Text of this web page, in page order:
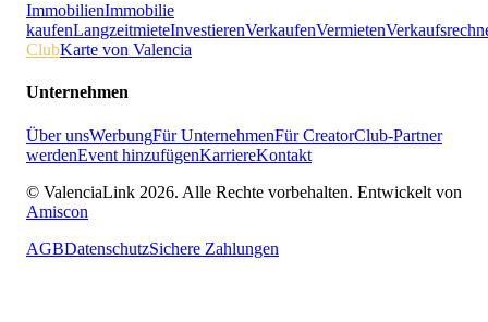
ImmobilienImmobilie
kaufenLangzeitmieteInvestierenVerkaufenVermieten
ClubKarte von Valencia
Unternehmen
Über unsWerbungFür UnternehmenFür CreatorClub-Partner
werdenEvent hinzufügenKarriereKontakt
© ValenciaLink 2026. Alle Rechte vorbehalten. Entwickelt von
Amiscon
AGBDatenschutzSichere Zahlungen